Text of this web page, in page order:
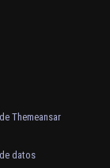
de Themeansar
datos